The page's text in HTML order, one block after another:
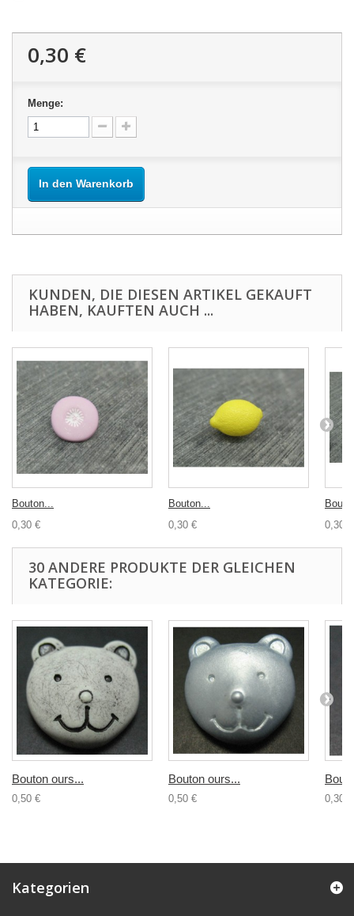
0,30 €
Menge:
In den Warenkorb
KUNDEN, DIE DIESEN ARTIKEL GEKAUFT
HABEN, KAUFTEN AUCH ...
Bouton...
0,30 €
Bouton...
0,30 €
0,30 €
30 ANDERE PRODUKTE DER GLEICHEN
KATEGORIE:
Bouton ours...
0,50 €
Bouton ours...
0,50 € 0,30 €
Kategorien